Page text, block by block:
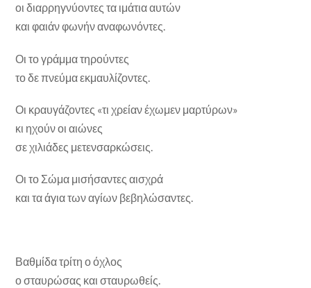
οι διαρρηγνύοντες τα ιμάτια αυτών
και φαιάν φωνήν αναφωνόντες.
Οι το γράμμα τηρούντες
το δε πνεύμα εκμαυλίζοντες.
Οι κραυγάζοντες «τι χρείαν έχωμεν μαρτύρων»
κι ηχούν οι αιώνες
σε χιλιάδες μετενσαρκώσεις.
Οι το Σώμα μισήσαντες αισχρά
και τα άγια των αγίων βεβηλώσαντες.
Βαθμίδα τρίτη ο όχλος
ο σταυρώσας και σταυρωθείς.